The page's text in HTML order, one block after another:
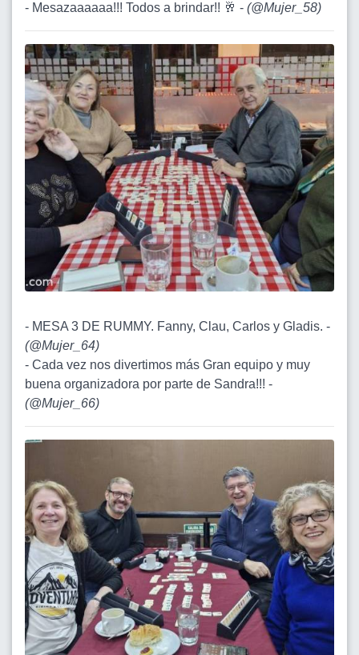
- Mesazaaaaaa!!! Todos a brindar!! 🥂 - (@Mujer_58)
- MESA 3 DE RUMMY. Fanny, Clau, Carlos y Gladis. -
(@Mujer_64)
- Cada vez nos divertimos más Gran equipo y muy
buena organizadora por parte de Sandra!!! -
(@Mujer_66)